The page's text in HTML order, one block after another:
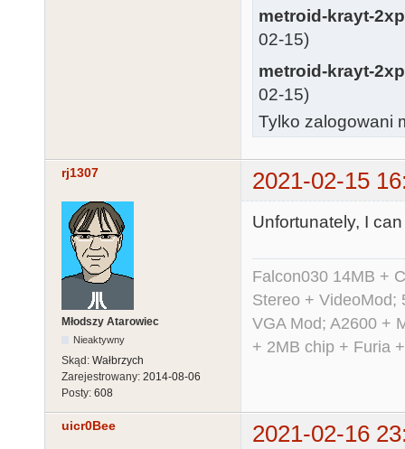
metroid-krayt-
02-15)
metroid-krayt-
02-15)
Tylko zalogowani
rj1307 2021-02-15
Młodszy Atarowiec
Nieaktywny
Skąd: Wałbrzych
Zarejestrowany: 2014-08-06
Posty: 608
Unfortunately, I
Falcon030 14MB +
Stereo + VideoMod;
VGA Mod; A2600 +
+ 2MB chip + Furia
uicr0Bee 2021-02-16